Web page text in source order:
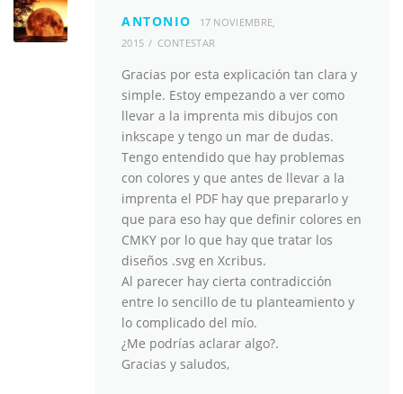
ANTONIO
17 NOVIEMBRE,
2015
CONTESTAR
Gracias por esta explicación tan clara y
simple. Estoy empezando a ver como
llevar a la imprenta mis dibujos con
inkscape y tengo un mar de dudas.
Tengo entendido que hay problemas
con colores y que antes de llevar a la
imprenta el PDF hay que prepararlo y
que para eso hay que definir colores en
CMKY por lo que hay que tratar los
diseños .svg en Xcribus.
Al parecer hay cierta contradicción
entre lo sencillo de tu planteamiento y
lo complicado del mío.
¿Me podrías aclarar algo?.
Gracias y saludos,